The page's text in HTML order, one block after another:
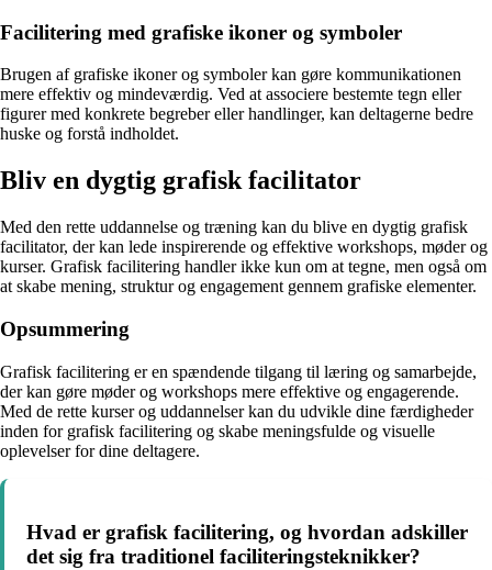
Facilitering med grafiske ikoner og symboler
Brugen af grafiske ikoner og symboler kan gøre kommunikationen
mere effektiv og mindeværdig. Ved at associere bestemte tegn eller
figurer med konkrete begreber eller handlinger, kan deltagerne bedre
huske og forstå indholdet.
Bliv en dygtig grafisk facilitator
Med den rette uddannelse og træning kan du blive en dygtig grafisk
facilitator, der kan lede inspirerende og effektive workshops, møder og
kurser. Grafisk facilitering handler ikke kun om at tegne, men også om
at skabe mening, struktur og engagement gennem grafiske elementer.
Opsummering
Grafisk facilitering er en spændende tilgang til læring og samarbejde,
der kan gøre møder og workshops mere effektive og engagerende.
Med de rette kurser og uddannelser kan du udvikle dine færdigheder
inden for grafisk facilitering og skabe meningsfulde og visuelle
oplevelser for dine deltagere.
Hvad er grafisk facilitering, og hvordan adskiller
det sig fra traditionel faciliteringsteknikker?